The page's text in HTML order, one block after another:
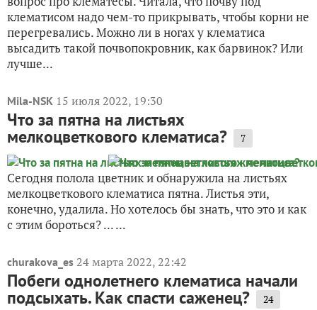
клематисом надо чем-то прикрывать, чтобы корни не
перегревались. Можно ли в ногах у клематиса
высадить такой почвопокровник, как барвинок? Или
лучше...
Mila-NSK 15 июля 2022, 19:30
Что за пятна на листьях
мелкоцветкового клематиса? 7
Сегодня полола цветник и обнаружила на листьях
мелкоцветкового клематиса пятна. Листья эти,
конечно, удалила. Но хотелось бы знать, что это и как
с этим бороться? ... ...
churakova_es 24 марта 2022, 22:42
Побеги однолетнего клематиса начали
подсыхать. Как спасти саженец? 24